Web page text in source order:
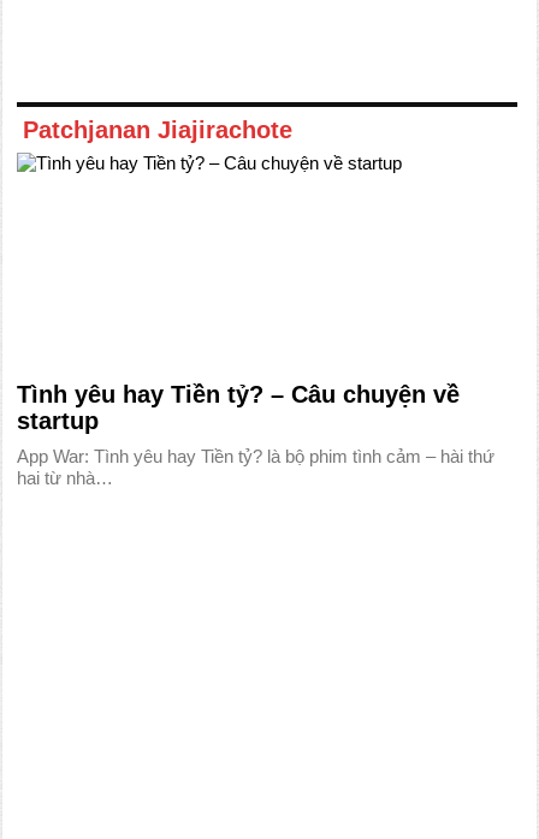
Patchjanan Jiajirachote
Tình yêu hay Tiền tỷ? – Câu chuyện về
startup
App War: Tình yêu hay Tiền tỷ? là bộ phim tình cảm – hài thứ
hai từ nhà…